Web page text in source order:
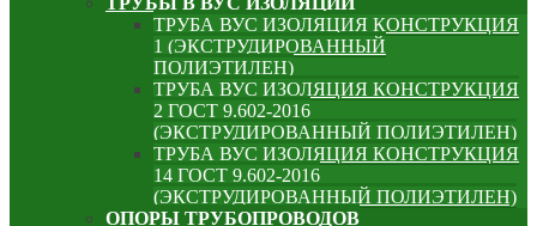
ТРУБА ВУС ИЗОЛЯЦИЯ КОНСТРУКЦИЯ
1 (ЭКСТРУДИРОВАННЫЙ
ПОЛИЭТИЛЕН)
ТРУБА ВУС ИЗОЛЯЦИЯ КОНСТРУКЦИЯ
2 ГОСТ 9.602-2016
(ЭКСТРУДИРОВАННЫЙ ПОЛИЭТИЛЕН)
ТРУБА ВУС ИЗОЛЯЦИЯ КОНСТРУКЦИЯ
14 ГОСТ 9.602-2016
(ЭКСТРУДИРОВАННЫЙ ПОЛИЭТИЛЕН)
ОПОРЫ ТРУБОПРОВОДОВ